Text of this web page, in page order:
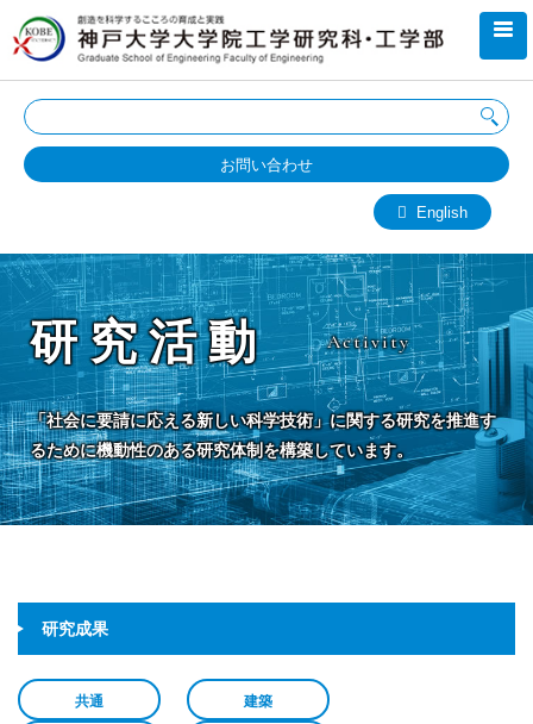
お問い合わせ
English
研究活動 Activity
「社会に要請に応える新しい科学技術」に関する研究を推進す
るために機動性のある研究体制を構築しています。
研究成果
共通 建築